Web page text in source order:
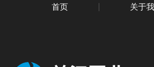
首页 关于